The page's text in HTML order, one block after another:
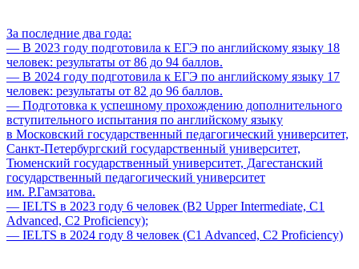
За последние два года:
— В 2023 году подготовила к ЕГЭ по английскому языку 18
человек: результаты от 86 до 94 баллов.
— В 2024 году подготовила к ЕГЭ по английскому языку 17
человек: результаты от 82 до 96 баллов.
— Подготовка к успешному прохождению дополнительного
вступительного испытания по английскому языку
в Московский государственный педагогический университет,
Санкт-Петербургский государственный университет,
Тюменский государственный университет, Дагестанский
государственный педагогический университет
им. Р.Гамзатова.
— IELTS в 2023 году 6 человек (B2 Upper Intermediate, C1
Advanced, C2 Proficiency);
— IELTS в 2024 году 8 человек (C1 Advanced, C2 Proficiency)